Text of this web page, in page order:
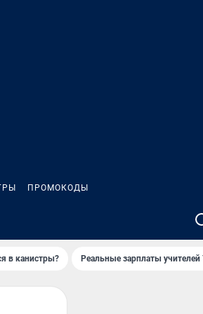
ПРОМОКОДЫ
в канистры? Реальные зарплаты